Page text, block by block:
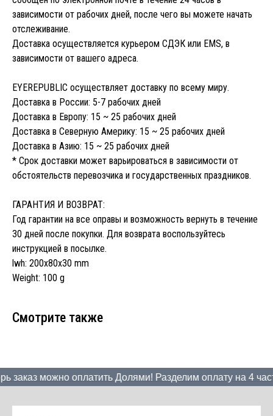
зависимости от рабочих дней, после чего вы можете начать
отслеживание.
Доставка осуществляется курьером СДЭК или EMS, в
зависимости от вашего адреса.
EYEREPUBLIC осуществляет доставку по всему миру.
Доставка в России: 5-7 рабочих дней
Доставка в Европу: 15 ~ 25 рабочих дней
Доставка в Северную Америку: 15 ~ 25 рабочих дней
Доставка в Азию: 15 ~ 25 рабочих дней
* Срок доставки может варьироваться в зависимости от
обстоятельств перевозчика и государственных праздников.
ГАРАНТИЯ И ВОЗВРАТ:
Год гарантии на все оправы и возможность вернуть в течение
30 дней после покупки. Для возврата воспользуйтесь
инструкцией в посылке.
lwh: 200x80x30 mm
Weight: 100 g
Смотрите также
заказ можно оплатить Долями! Разделим оплату на 4